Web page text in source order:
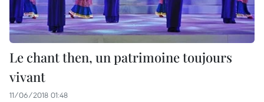
Le chant then, un patrimoine toujours
vivant
11/06/2018 01:48